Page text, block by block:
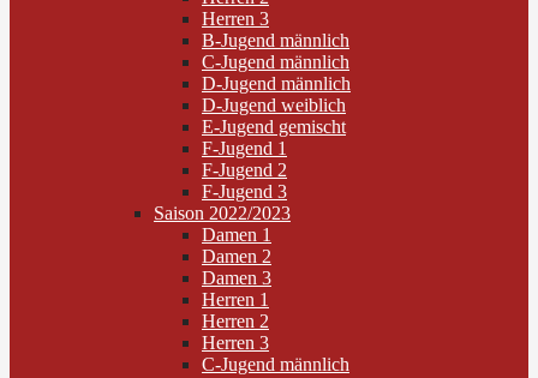
Herren 3
B-Jugend männlich
C-Jugend männlich
D-Jugend männlich
D-Jugend weiblich
E-Jugend gemischt
F-Jugend 1
F-Jugend 2
F-Jugend 3
Saison 2022/2023
Damen 1
Damen 2
Damen 3
Herren 1
Herren 2
Herren 3
C-Jugend männlich